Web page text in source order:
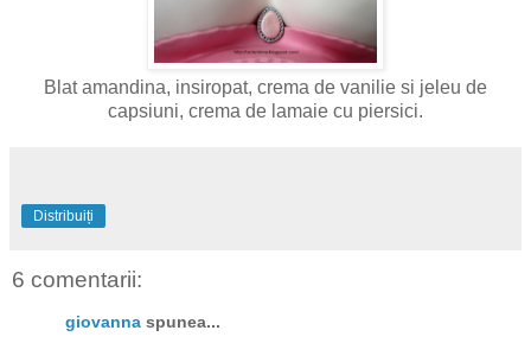
Blat amandina, insiropat, crema de vanilie si jeleu de
capsiuni, crema de lamaie cu piersici.
Distribuiți
6 comentarii:
giovanna spunea...